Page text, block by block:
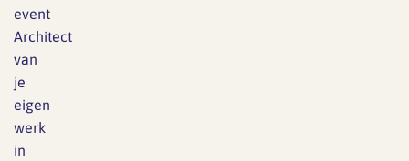
event
Architect
van
je
eigen
werk
in